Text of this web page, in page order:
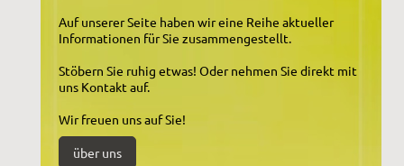
Auf unserer Seite haben wir eine Reihe aktueller
Informationen für Sie zusammengestellt.
Stöbern Sie ruhig etwas! Oder nehmen Sie direkt mit
uns Kontakt auf.
Wir freuen uns auf Sie!
über uns